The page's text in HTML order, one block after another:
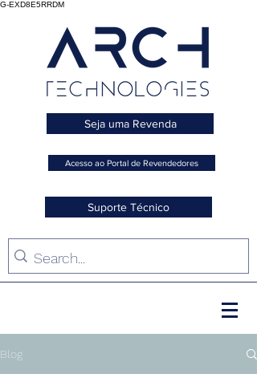
G-EXD8E5RRDM
Seja uma Revenda
Acesso ao Portal de Revendedores
Suporte Técnico
Blog